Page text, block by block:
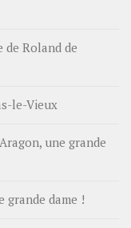
de Roland de
le-Vieux
une grande
grande dame !